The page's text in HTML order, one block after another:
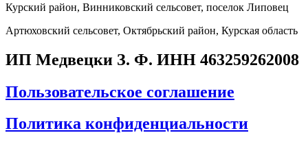
Курский район, Винниковский сельсовет, поселок Липовец
Артюховский сельсовет, Октябрьский район, Курская область
ИП Медвецки З. Ф. ИНН 463259262008
Пользовательское соглашение
Политика конфиденциальности